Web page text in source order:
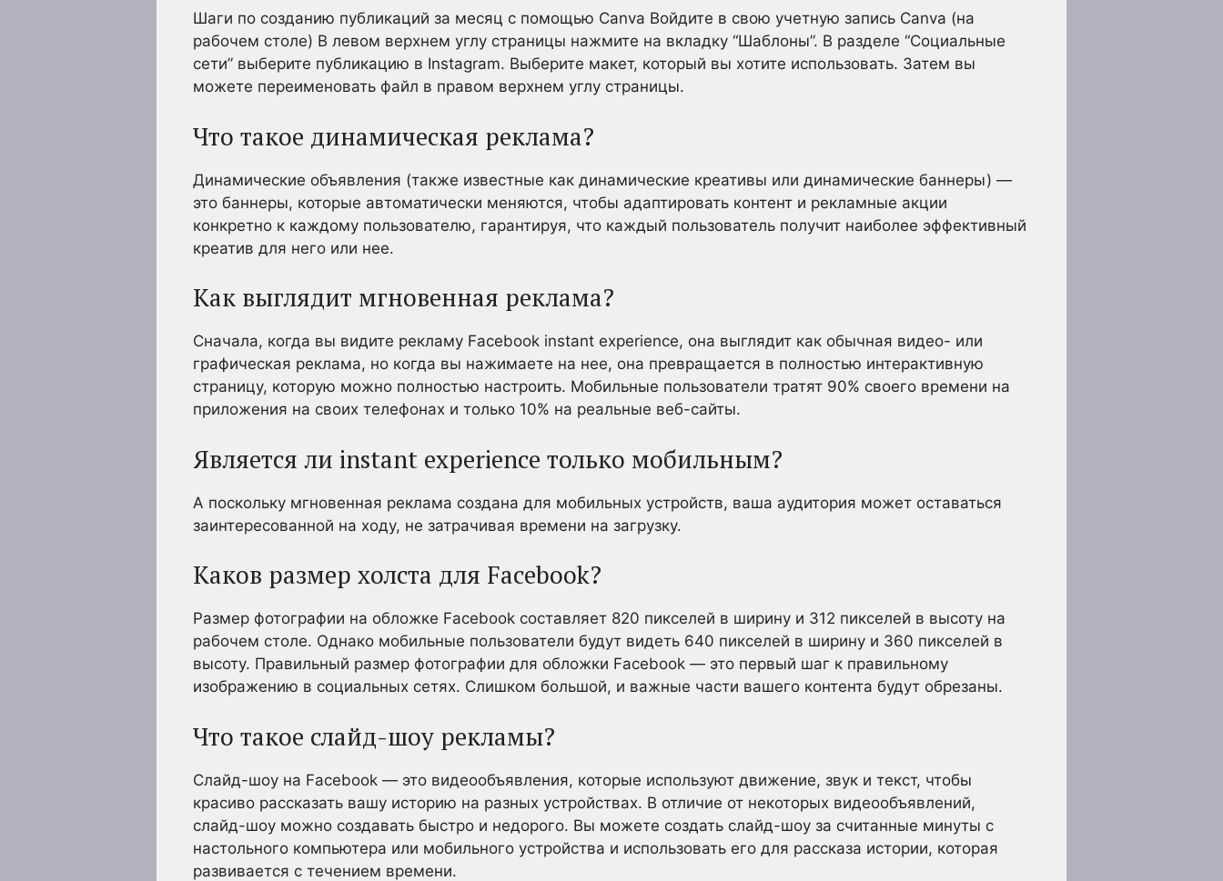
Шаги по созданию публикаций за месяц с помощью Canva Войдите в свою учетную запись Canva (на
рабочем столе) В левом верхнем углу страницы нажмите на вкладку “Шаблоны”. В разделе “Социальные
сети” выберите публикацию в Instagram. Выберите макет, который вы хотите использовать. Затем вы
можете переименовать файл в правом верхнем углу страницы.
Что такое динамическая реклама?
Динамические объявления (также известные как динамические креативы или динамические баннеры) —
это баннеры, которые автоматически меняются, чтобы адаптировать контент и рекламные акции
конкретно к каждому пользователю, гарантируя, что каждый пользователь получит наиболее эффективный
креатив для него или нее.
Как выглядит мгновенная реклама?
Сначала, когда вы видите рекламу Facebook instant experience, она выглядит как обычная видео- или
графическая реклама, но когда вы нажимаете на нее, она превращается в полностью интерактивную
страницу, которую можно полностью настроить. Мобильные пользователи тратят 90% своего времени на
приложения на своих телефонах и только 10% на реальные веб-сайты.
Является ли instant experience только мобильным?
А поскольку мгновенная реклама создана для мобильных устройств, ваша аудитория может оставаться
заинтересованной на ходу, не затрачивая времени на загрузку.
Каков размер холста для Facebook?
Размер фотографии на обложке Facebook составляет 820 пикселей в ширину и 312 пикселей в высоту на
рабочем столе. Однако мобильные пользователи будут видеть 640 пикселей в ширину и 360 пикселей в
высоту. Правильный размер фотографии для обложки Facebook — это первый шаг к правильному
изображению в социальных сетях. Слишком большой, и важные части вашего контента будут обрезаны.
Что такое слайд-шоу рекламы?
Слайд-шоу на Facebook — это видеообъявления, которые используют движение, звук и текст, чтобы
красиво рассказать вашу историю на разных устройствах. В отличие от некоторых видеообъявлений,
слайд-шоу можно создавать быстро и недорого. Вы можете создать слайд-шоу за считанные минуты с
настольного компьютера или мобильного устройства и использовать его для рассказа истории, которая
развивается с течением времени.